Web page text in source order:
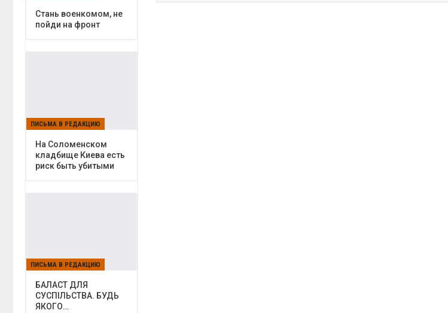
Cтань военкомом, не
пойди на фронт
ПИСЬМА В РЕДАКЦИЮ
На Соломенском
кладбище Киева есть
риск быть убитыми
ПИСЬМА В РЕДАКЦИЮ
БАЛАСТ ДЛЯ
СУСПІЛЬСТВА. БУДЬ
ЯКОГО…